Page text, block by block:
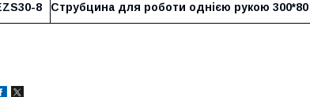
8 Струбцина для роботи однією рукою